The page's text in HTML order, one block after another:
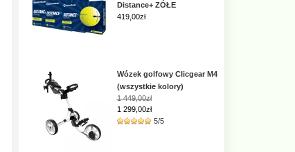
Distance+ ZÓŁE
419,00zł
Wózek golfowy Clicgear M4
(wszystkie kolory)
1 449,00zł
1 299,00zł
5/5